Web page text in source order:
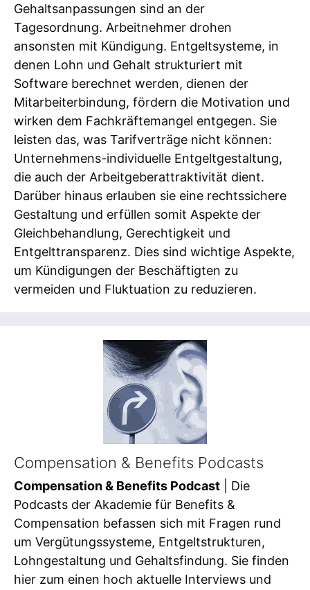
Gehaltsanpassungen sind an der
Tagesordnung. Arbeitnehmer drohen
ansonsten mit Kündigung. Entgeltsysteme, in
denen Lohn und Gehalt strukturiert mit
Software berechnet werden, dienen der
Mitarbeiterbindung, fördern die Motivation und
wirken dem Fachkräftemangel entgegen. Sie
leisten das, was Tarifverträge nicht können:
Unternehmens-individuelle Entgeltgestaltung,
die auch der Arbeitgeberattraktivität dient.
Darüber hinaus erlauben sie eine rechtssichere
Gestaltung und erfüllen somit Aspekte der
Gleichbehandlung, Gerechtigkeit und
Entgelttransparenz. Dies sind wichtige Aspekte,
um Kündigungen der Beschäftigten zu
vermeiden und Fluktuation zu reduzieren.
Compensation & Benefits Podcasts
Compensation & Benefits Podcast | Die
Podcasts der Akademie für Benefits &
Compensation befassen sich mit Fragen rund
um Vergütungssysteme, Entgeltstrukturen,
Lohngestaltung und Gehaltsfindung. Sie finden
hier zum einen hoch aktuelle Interviews und